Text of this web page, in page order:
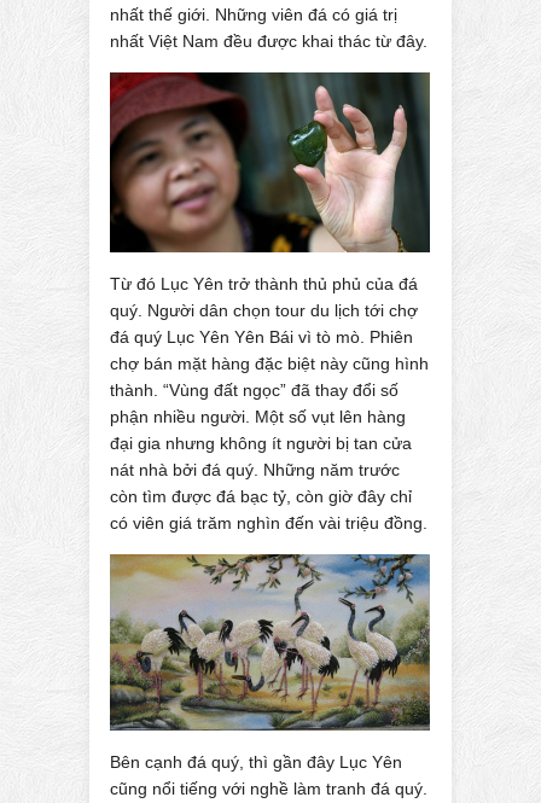
nhất thế giới. Những viên đá có giá trị
nhất Việt Nam đều được khai thác từ đây.
Từ đó Lục Yên trở thành thủ phủ của đá
quý. Người dân chọn tour du lịch tới chợ
đá quý Lục Yên Yên Bái vì tò mò. Phiên
chợ bán mặt hàng đặc biệt này cũng hình
thành. “Vùng đất ngọc” đã thay đổi số
phận nhiều người. Một số vụt lên hàng
đại gia nhưng không ít người bị tan cửa
nát nhà bởi đá quý. Những năm trước
còn tìm được đá bạc tỷ, còn giờ đây chỉ
có viên giá trăm nghìn đến vài triệu đồng.
Bên cạnh đá quý, thì gần đây Lục Yên
cũng nổi tiếng với nghề làm tranh đá quý.